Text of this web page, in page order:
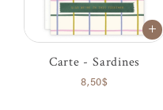
Carte - Sardines
8,50$